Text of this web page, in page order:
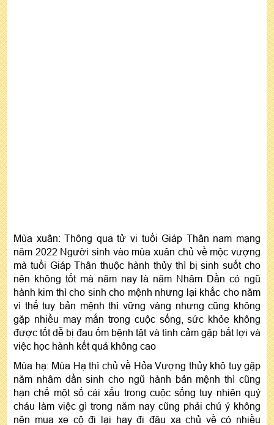
Mùa xuân: Thông qua tử vi tuổi Giáp Thân nam mạng
năm 2022 Người sinh vào mùa xuân chủ về mộc vượng
mà tuổi Giáp Thân thuộc hành thủy thì bị sinh suốt cho
nên không tốt mà năm nay là năm Nhâm Dần có ngũ
hành kim thì cho sinh cho mệnh nhưng lại khắc cho năm
vì thế tuy bản mệnh thì vững vàng nhưng cũng không
gặp nhiều may mắn trong cuộc sống, sức khỏe không
được tốt dễ bị đau ốm bệnh tật và tình cảm gặp bất lợi và
việc học hành kết quả không cao
Mùa hạ: Mùa Hạ thì chủ về Hỏa Vượng thủy khô tuy gặp
năm nhâm dần sinh cho ngũ hành bản mệnh thì cũng
hạn chế một số cái xấu trong cuộc sống tuy nhiên quý
cháu làm việc gì trong năm nay cũng phải chú ý không
nên mua xe cộ đi lại hay đi đâu xa chủ về có nhiều